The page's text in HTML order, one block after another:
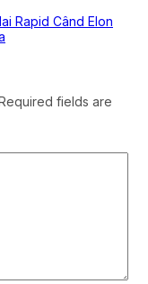
Rapid Când Elon
fields are